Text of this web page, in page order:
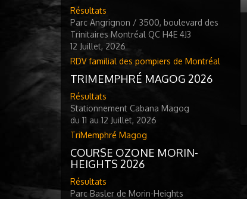
Résultats
Parc Angrignon / 3500, boulevard des
Trinitaires Montréal QC H4E 4J3
12 Juillet, 2026
RDV familial des pompiers de Montréal
TRIMEMPHRÉ MAGOG 2026
Résultats
Stationnement Cabana Magog
du 11 au 12 Juillet, 2026
TriMemphré Magog
COURSE OZONE MORIN-
HEIGHTS 2026
Résultats
Parc Basler de Morin-Heights